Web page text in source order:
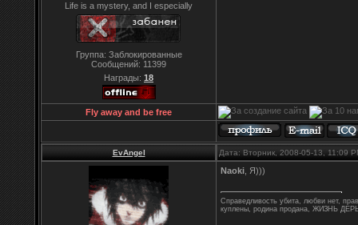
Life is a mystery, and I especially
Группа: Заблокированные
Сообщений: 11399
Награды: 18
Fly away and be free
EvAngel Дата: Вторник, 2008-05-13, 11:09
Naoki , Я)))
Справедливость убита, любви нет,
куплены, родина продана, ЖИЗНЬ